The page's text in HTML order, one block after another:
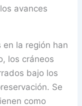
avances
en la región han
los cráneos
bajo los
Se
como